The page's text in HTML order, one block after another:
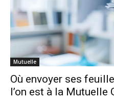
Mutuelle
Où envoyer ses
l’on est à la Mutuelle